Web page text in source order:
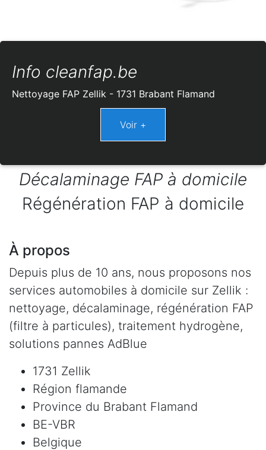
Info cleanfap.be
Nettoyage FAP Zellik - 1731 Brabant Flamand
Décalaminage FAP à domicile
Régénération FAP à domicile
À propos
Depuis plus de 10 ans, nous proposons nos
services automobiles à domicile sur Zellik :
nettoyage, décalaminage, régénération FAP
(filtre à particules), traitement hydrogène,
solutions pannes AdBlue
1731 Zellik
Région flamande
Province du Brabant Flamand
BE-VBR
Belgique